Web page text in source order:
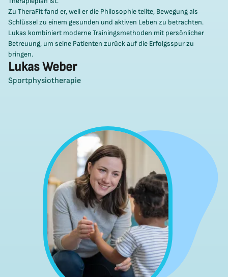
Zu TheraFit fand er, weil er die Philosophie teilte, Bewegung als
Schlüssel zu einem gesunden und aktiven Leben zu betrachten.
Lukas kombiniert moderne Trainingsmethoden mit persönlicher
Betreuung, um seine Patienten zurück auf die Erfolgsspur zu
bringen.
Lukas Weber
Sportphysiotherapie